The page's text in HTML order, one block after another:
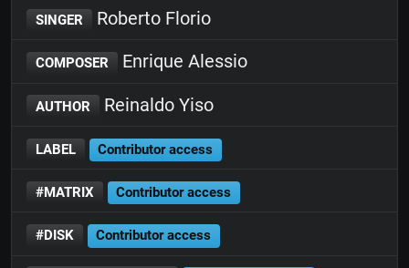
SINGER Roberto Florio
COMPOSER Enrique Alessio
AUTHOR Reinaldo Yiso
LABEL Contributor access
#MATRIX Contributor access
#DISK Contributor access